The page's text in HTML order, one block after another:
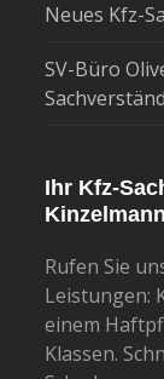
Neues Kfz-
SV-Büro
Ihr Kfz-
Rufen Sie
Leistungen:
einem
Klassen.